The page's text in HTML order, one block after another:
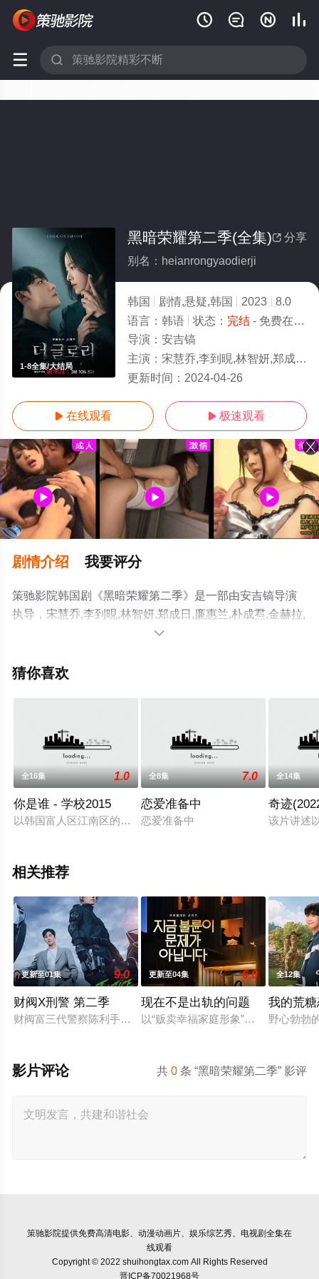
   
 
1-8全集/大结局
 分享
黑暗荣耀第二季(全集)
别名：heianrongyaodierji
韩国 剧情,悬疑,韩国 2023
8.0
语言： 韩语 状态： 完结- 免费在线观看
导演： 安吉镐
主演： 宋慧乔,李到晛,林智妍,郑成日,廉惠兰,朴成焄,金赫拉,车珠英,郑知晓,辛睿恩
更新时间： 2024-04-26
 在线观看  极速观看
剧情介绍 我要评分
策驰影院韩国剧《黑暗荣耀第二季》是一部由安吉镐导演
执导，宋慧乔,李到晛,林智妍,郑成日,廉惠兰,朴成焄,金赫拉,
车珠英,郑知晓,辛睿恩等演员精彩演绎的韩国电视剧，大结
版电视剧全集就上策驰电影网，更多相关信息可移步至豆

猜你喜欢
全16集 1.0
你是谁 - 学校2015
以韩国富人区江南区的贵族私立高中为背景，女主人公在失踪
全8集 7.0
恋爱准备中
恋爱准备中
全14集
奇迹
该片讲述
相关推荐
更新至01集 9.0
财阀X刑警 第二季
财阀富三代警察陈利手（安普贤 饰）华丽回归，完美蜕变为成
更新至04集 6.0
现在不是出轨的问题
以“贩卖幸福家庭形象”赚钱的网红夫
全12集
我的荒
野心勃勃
共0 条 “黑暗荣耀第二季” 影评
影片评论
策驰影院提供免费高清电影、动漫动画片、娱乐综艺秀、电视剧全集在
线观看
Copyright © 2022 shuihongtax.com All Rights Reserved
晋ICP备70021968号